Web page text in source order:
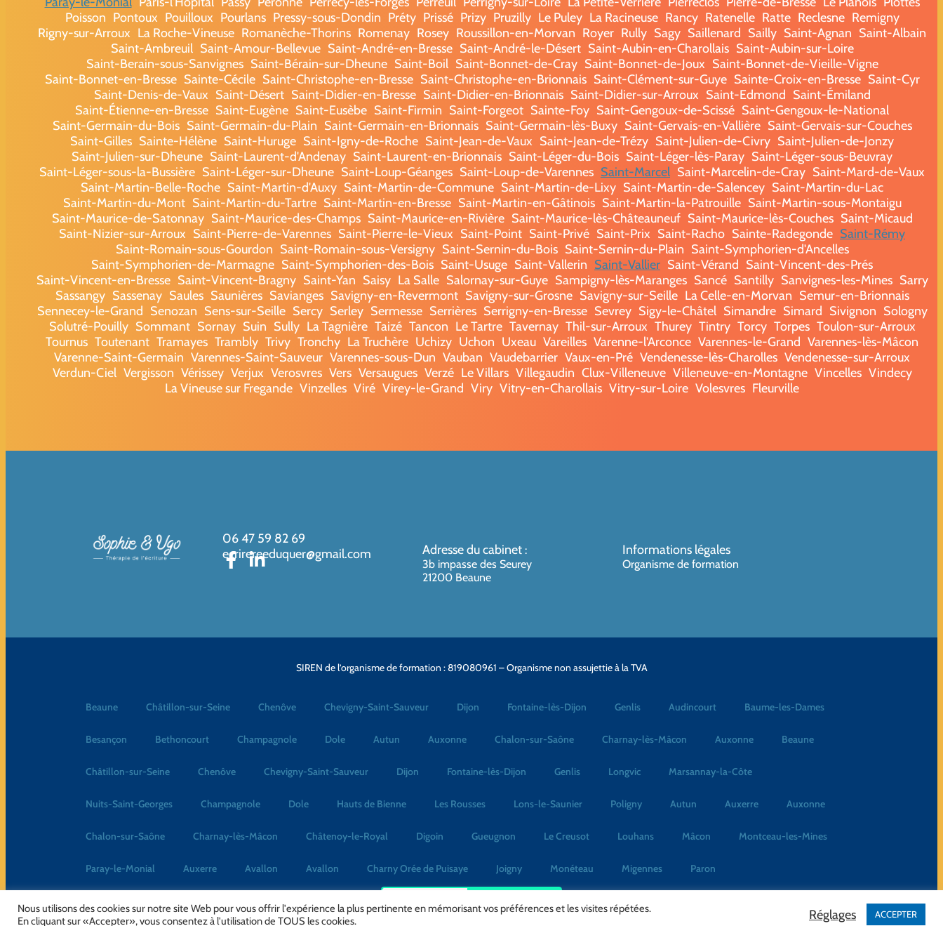
Poisson Pontoux Pouilloux Pourlans Pressy-sous-Dondin Préty Prissé Prizy Pruzilly Le Puley La Racineuse Rancy Ratenelle Ratte Reclesne Remigny
Rigny-sur-Arroux La Roche-Vineuse Romanèche-Thorins Romenay Rosey Roussillon-en-Morvan Royer Rully Sagy Saillenard Sailly Saint-Agnan Saint-Albain
Saint-Ambreuil Saint-Amour-Bellevue Saint-André-en-Bresse Saint-André-le-Désert Saint-Aubin-en-Charollais Saint-Aubin-sur-Loire
Saint-Berain-sous-Sanvignes Saint-Bérain-sur-Dheune Saint-Boil Saint-Bonnet-de-Cray Saint-Bonnet-de-Joux Saint-Bonnet-de-Vieille-Vigne
Saint-Bonnet-en-Bresse Sainte-Cécile Saint-Christophe-en-Bresse Saint-Christophe-en-Brionnais Saint-Clément-sur-Guye Sainte-Croix-en-Bresse Saint-Cyr
Saint-Denis-de-Vaux Saint-Désert Saint-Didier-en-Bresse Saint-Didier-en-Brionnais Saint-Didier-sur-Arroux Saint-Edmond Saint-Émiland
Saint-Étienne-en-Bresse Saint-Eugène Saint-Eusèbe Saint-Firmin Saint-Forgeot Sainte-Foy Saint-Gengoux-de-Scissé Saint-Gengoux-le-National
Saint-Germain-du-Bois Saint-Germain-du-Plain Saint-Germain-en-Brionnais Saint-Germain-lès-Buxy Saint-Gervais-en-Vallière Saint-Gervais-sur-Couches
Saint-Gilles Sainte-Hélène Saint-Huruge Saint-Igny-de-Roche Saint-Jean-de-Vaux Saint-Jean-de-Trézy Saint-Julien-de-Civry Saint-Julien-de-Jonzy
Saint-Julien-sur-Dheune Saint-Laurent-d'Andenay Saint-Laurent-en-Brionnais Saint-Léger-du-Bois Saint-Léger-lès-Paray Saint-Léger-sous-Beuvray
Saint-Léger-sous-la-Bussière Saint-Léger-sur-Dheune Saint-Loup-Géanges Saint-Loup-de-Varennes Saint-Marcel Saint-Marcelin-de-Cray Saint-Mard-de-Vaux
Saint-Martin-Belle-Roche Saint-Martin-d'Auxy Saint-Martin-de-Commune Saint-Martin-de-Lixy Saint-Martin-de-Salencey Saint-Martin-du-Lac
Saint-Martin-du-Mont Saint-Martin-du-Tartre Saint-Martin-en-Bresse Saint-Martin-en-Gâtinois Saint-Martin-la-Patrouille Saint-Martin-sous-Montaigu
Saint-Maurice-de-Satonnay Saint-Maurice-des-Champs Saint-Maurice-en-Rivière Saint-Maurice-lès-Châteauneuf Saint-Maurice-lès-Couches Saint-Micaud
Saint-Nizier-sur-Arroux Saint-Pierre-de-Varennes Saint-Pierre-le-Vieux Saint-Point Saint-Privé Saint-Prix Saint-Racho Sainte-Radegonde Saint-Rémy
Saint-Romain-sous-Gourdon Saint-Romain-sous-Versigny Saint-Sernin-du-Bois Saint-Sernin-du-Plain Saint-Symphorien-d'Ancelles
Saint-Symphorien-de-Marmagne Saint-Symphorien-des-Bois Saint-Usuge Saint-Vallerin Saint-Vallier Saint-Vérand Saint-Vincent-des-Prés
Saint-Vincent-en-Bresse Saint-Vincent-Bragny Saint-Yan Saisy La Salle Salornay-sur-Guye Sampigny-lès-Maranges Sancé Santilly Sanvignes-les-Mines Sarry
Sassangy Sassenay Saules Saunières Savianges Savigny-en-Revermont Savigny-sur-Grosne Savigny-sur-Seille La Celle-en-Morvan Semur-en-Brionnais
Sennecey-le-Grand Senozan Sens-sur-Seille Sercy Serley Sermesse Serrières Serrigny-en-Bresse Sevrey Sigy-le-Châtel Simandre Simard Sivignon Sologny
Solutré-Pouilly Sommant Sornay Suin Sully La Tagnière Taizé Tancon Le Tartre Tavernay Thil-sur-Arroux Thurey Tintry Torcy Torpes Toulon-sur-Arroux
Tournus Toutenant Tramayes Trambly Trivy Tronchy La Truchère Uchizy Uchon Uxeau Vareilles Varenne-l'Arconce Varennes-le-Grand Varennes-lès-Mâcon
Varenne-Saint-Germain Varennes-Saint-Sauveur Varennes-sous-Dun Vauban Vaudebarrier Vaux-en-Pré Vendenesse-lès-Charolles Vendenesse-sur-Arroux
Verdun-Ciel Vergisson Vérissey Verjux Verosvres Vers Versaugues Verzé Le Villars Villegaudin Clux-Villeneuve Villeneuve-en-Montagne Vincelles Vindecy
La Vineuse sur Fregande Vinzelles Viré Virey-le-Grand Viry Vitry-en-Charollais Vitry-sur-Loire Volesvres Fleurville
06 47 59 82 69
ecrirereeduquer@gmail.com
Adresse du cabinet:
3b impasse des Seurey
21200 Beaune
Informations légales
Organisme de formation
SIREN de l’organisme de formation : 819080961 – Organisme non assujettie à la TVA
Beaune Châtillon-sur-Seine Chenôve Chevigny-Saint-Sauveur Dijon Fontaine-lès-Dijon Genlis Audincourt Baume-les-Dames
Besançon Bethoncourt Champagnole Dole Autun Auxonne Chalon-sur-Saône Charnay-lès-Mâcon Auxonne Beaune
Châtillon-sur-Seine Chenôve Chevigny-Saint-Sauveur Dijon Fontaine-lès-Dijon Genlis Longvic Marsannay-la-Côte
Nuits-Saint-Georges Champagnole Dole Hauts de Bienne Les Rousses Lons-le-Saunier Poligny Autun Auxerre Auxonne
Chalon-sur-Saône Charnay-lès-Mâcon Châtenoy-le-Royal Digoin Gueugnon Le Creusot Louhans Mâcon Montceau-les-Mines
Paray-le-Monial Auxerre Avallon Avallon Charny Orée de Puisaye Joigny Monéteau Migennes Paron
Nous utilisons des cookies sur notre site Web pour vous offrir l'expérience la plus pertinente en mémorisant vos préférences et les visites répétées.
En cliquant sur «Accepter», vous consentez à l'utilisation de TOUS les cookies.
Réglages ACCEPTER